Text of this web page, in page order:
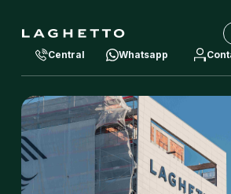
Central Whatsapp